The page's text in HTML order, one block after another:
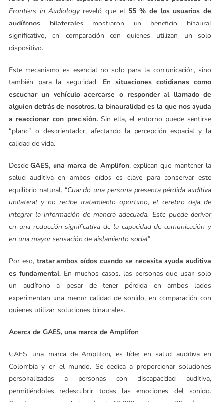
Frontiers in Audiologyreveló que el 55 % de los usuarios de
audífonos bilateralesmostraron un beneficio binaural
significativo, en comparación con quienes utilizan un solo
dispositivo.
Este mecanismo es esencial no solo para la comunicación, sino
también para la seguridad. En situaciones cotidianas como
escuchar un vehículo acercarse o responder al llamado de
alguien detrás de nosotros, la binauralidad es la que nos ayuda
a reaccionar con precisión.Sin ella, el entorno puede sentirse
“plano” o desorientador, afectando la percepción espacial y la
calidad de vida.
DesdeGAES, una marca de Amplifon, explican que mantener la
salud auditiva en ambos oídos es clave para conservar este
equilibrio natural. “Cuando una persona presenta pérdida auditiva
unilateral y no recibe tratamiento oportuno, el cerebro deja de
integrar la información de manera adecuada. Esto puede derivar
en una reducción significativa de la capacidad de comunicación y
en una mayor sensación de aislamiento social”.
Por eso, tratar ambos oídos cuando se necesita ayuda auditiva
es fundamental. En muchos casos, las personas que usan solo
un audífono a pesar de tener pérdida en ambos lados
experimentan una menor calidad de sonido, en comparación con
quienes utilizan soluciones binaurales.
Acerca de GAES, una marca de Amplifon
GAES, una marca de Amplifon, es líder en salud auditiva en
Colombia y en el mundo. Se dedica a proporcionar soluciones
personalizadas a personas con discapacidad auditiva,
permitiéndoles redescubrir todas las emociones del sonido.